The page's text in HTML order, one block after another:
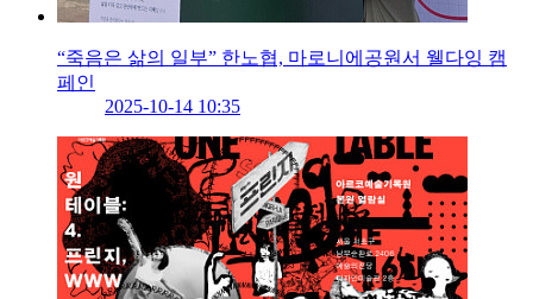
“죽음은 삶의 일부” 한노협, 마로니에공원서 웰다잉 캠
페인
2025-10-14 10:35